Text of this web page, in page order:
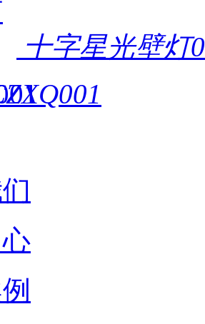
十字星光壁灯